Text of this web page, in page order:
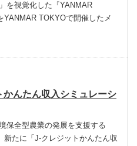
を視覚化した『YANMAR
YANMAR TOKYOで開催したメ
んたん収入シミュレーシ
保全型農業の発展を支援する
新たに「J-クレジットかんたん収